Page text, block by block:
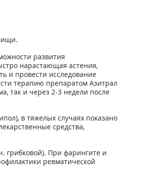
развития
нарастающая астения,
и провести исследование
терапию препаратом Азитрал
так и через 2-3 недели после
в тяжелых случаях показано
средства,
грибковой). При фарингите и
ревматической